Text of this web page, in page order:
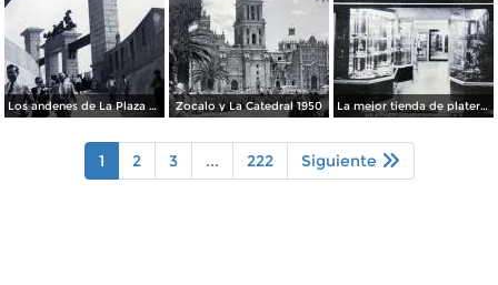
Los andenes de La Plaza de toros Ciudad de México 1950 Zocalo y La Catedral 1950 La mejor tienda de plateria.
1 2 3 ... 222 Siguiente